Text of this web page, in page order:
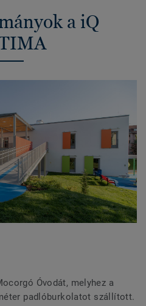
a iQ
Óvodát, melyhez a
padlóburkolatot szállított.